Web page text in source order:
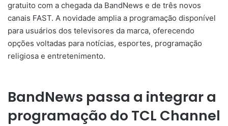
gratuito com a chegada da BandNews e de três novos
canais FAST. A novidade amplia a programação disponível
para usuários dos televisores da marca, oferecendo
opções voltadas para notícias, esportes, programação
religiosa e entretenimento.
BandNews passa a integrar a
programação do TCL Channel